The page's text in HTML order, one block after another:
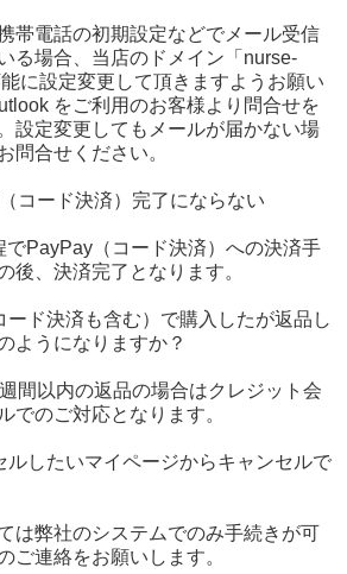
帯電話の初期設定などでメール受信
る場合、当店のドメイン「nurse-
に設定変更して頂きますようお願い
をご利用のお客様より問合せを
設定変更してもメールが届かない場
問合せください。
コード決済）完了にならない
PayPay（コード決済）への決済手
後、決済完了となります。
ード決済も含む）で購入したが返品し
ようになりますか？
間以内の返品の場合はクレジット会
でのご対応となります。
ルしたいマイページからキャンセルで
は弊社のシステムでのみ手続きが可
ご連絡をお願いします。